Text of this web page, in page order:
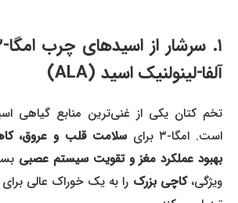
۱.
آلفا-لینولنیک اسید (ALA)
است. امگا-۳ برای
سلامت قلب و عروق، کاهش
بهبود عملکرد مغز و تقویت سیستم عصبیبسیار
ویژگی،کاچی بزرکرا به یک خوراک عالی برای